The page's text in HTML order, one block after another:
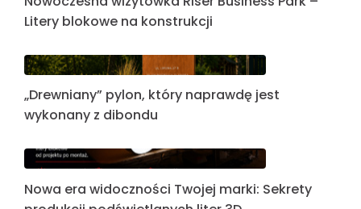
Litery blokowe na konstrukcji
„Drewniany” pylon, który naprawdę jest
wykonany z dibondu
Nowa era widoczności Twojej marki: Sekrety